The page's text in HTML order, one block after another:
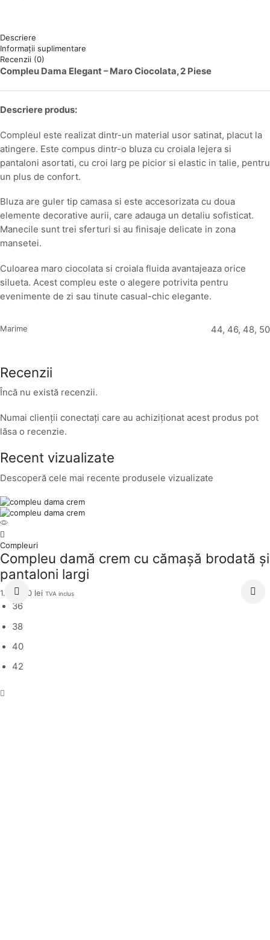
Descriere
Informații suplimentare
Recenzii (0)
Compleu Dama Elegant – Maro Ciocolata, 2 Piese
Descriere produs:
Compleul este realizat dintr-un material usor satinat, placut la
atingere. Este compus dintr-o bluza cu croiala lejera si
pantaloni asortati, cu croi larg pe picior si elastic in talie, pentru
un plus de confort.
Bluza are guler tip camasa si este accesorizata cu doua
elemente decorative aurii, care adauga un detaliu sofisticat.
Manecile sunt trei sferturi si au finisaje delicate in zona
mansetei.
Culoarea maro ciocolata si croiala fluida avantajeaza orice
silueta. Acest compleu este o alegere potrivita pentru
evenimente de zi sau tinute casual-chic elegante.
Marime 44, 46, 48, 50
Recenzii
Încă nu există recenzii.
Numai clienții conectați care au achiziționat acest produs pot
lăsa o recenzie.
Recent vizualizate
Descoperă cele mai recente produsele vizualizate
Compleuri
Compleu damă crem cu cămașă brodată și
pantaloni largi
1.099,00 lei TVA inclus
36
38
40
42